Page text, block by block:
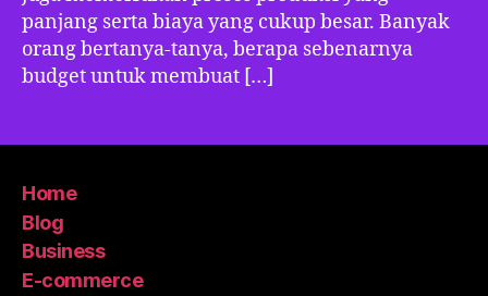
panjang serta biaya yang cukup besar. Banyak
orang bertanya-tanya, berapa sebenarnya
budget untuk membuat […]
Home
Blog
Business
E-commerce